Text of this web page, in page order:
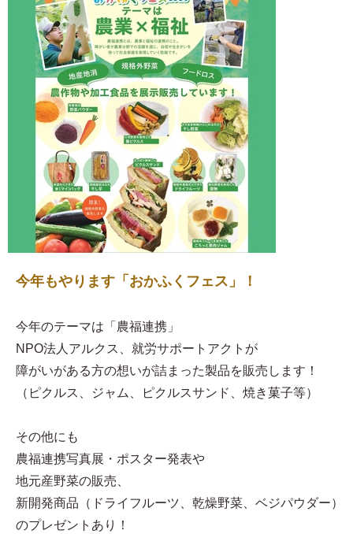
今年もやります「おかふくフェス」！
今年のテーマは「農福連携」
NPO法人アルクス、就労サポートアクトが
障がいがある方の想いが詰まった製品を販売します！
（ピクルス、ジャム、ピクルスサンド、焼き菓子等）
その他にも
農福連携写真展・ポスター発表や
地元産野菜の販売、
新開発商品（ドライフルーツ、乾燥野菜、ベジパウダー）
のプレゼントあり！